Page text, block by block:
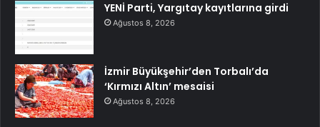
YENİ Parti, Yargıtay kayıtlarına girdi
Ağustos 8, 2026
İzmir Büyükşehir’den Torbalı’da
‘Kırmızı Altın’ mesaisi
Ağustos 8, 2026